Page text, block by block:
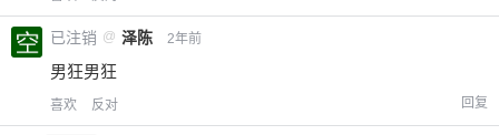
已注销 @ 泽陈 2年前
男狂男狂
喜欢 反对 回复